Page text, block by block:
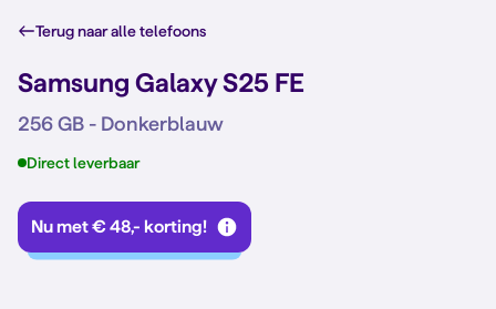
Terug naar alle telefoons
Samsung Galaxy S25 FE
256 GB - Donkerblauw
Direct leverbaar
Nu met € 48,- korting!